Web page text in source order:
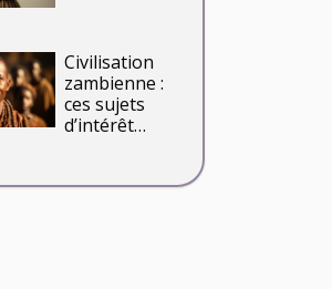
Civilisation
zambienne :
ces sujets
d’intérêt
rencontre